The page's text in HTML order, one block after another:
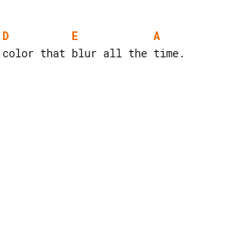
D E
A
color that blur all the time.